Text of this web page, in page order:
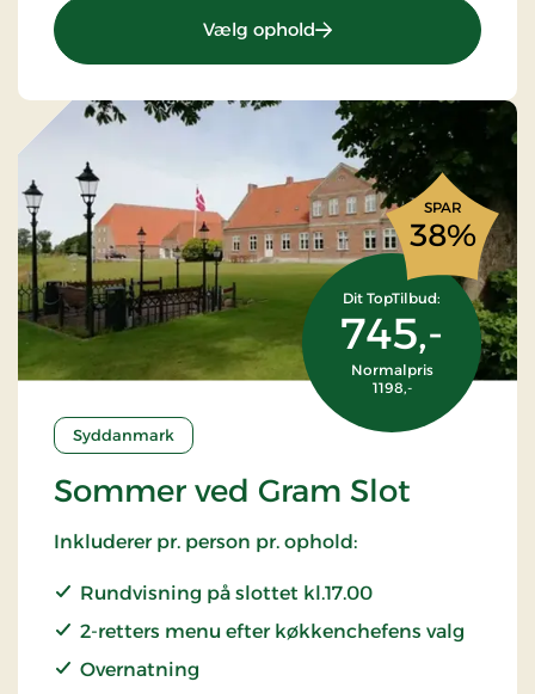
Vælg ophold: TT502B - Idyllisk ophold
Sommer ved Gram Slot
Dit TopTilbud:
745,-
Normalpris
1198,-
SPAR
38%
Inkluderer pr. person pr. ophold:
Rundvisning på slottet kl.17.00
2-retters menu efter køkkenchefens valg
Overnatning
Syddanmark